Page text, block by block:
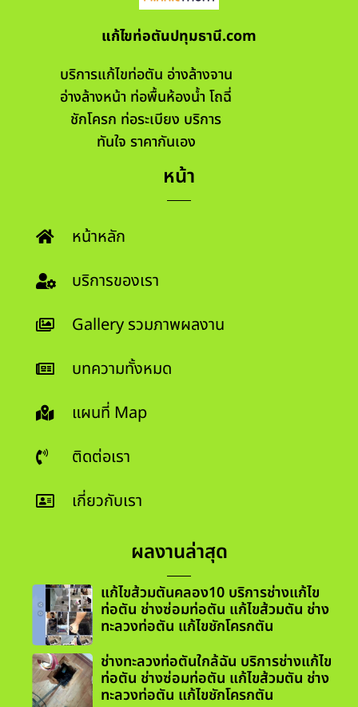
แก้ไขท่อตันปทุมธานี.com
บริการแก้ไขท่อตัน อ่างล้างจาน
อ่างล้างหน้า ท่อพื้นห้องน้ำ โถฉี่
ชักโครก ท่อระเบียง บริการ
ทันใจ ราคากันเอง
หน้า
หน้าหลัก
บริการของเรา
Gallery รวมภาพผลงาน
บทความทั้งหมด
แผนที่ Map
ติดต่อเรา
เกี่ยวกับเรา
ผลงานล่าสุด
แก้ไขส้วมตันคลอง10 บริการช่างแก้ไข
ท่อตัน ช่างซ่อมท่อตัน แก้ไขส้วมตัน ช่าง
ทะลวงท่อตัน แก้ไขชักโครกตัน
ช่างทะลวงท่อตันใกล้ฉัน บริการช่างแก้ไข
ท่อตัน ช่างซ่อมท่อตัน แก้ไขส้วมตัน ช่าง
ทะลวงท่อตัน แก้ไขชักโครกตัน